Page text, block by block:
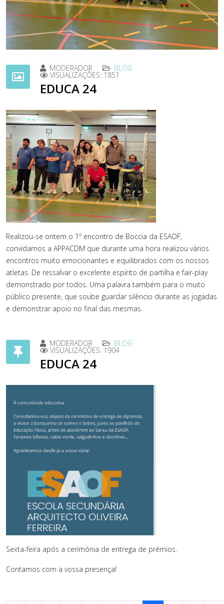
MODERADOR BLOG
VISUALIZAÇÕES: 1851
EDUCA 24
Realizou-se ontem o 1º encontro de Boccia da ESAOF,
convidamos a APPACDM que durante uma hora realizou vários
encontros muito emocionantes e equilibrados com os nossos
atletas. De ressalvar o excelente espírito de partilha e fair-play
demonstrado por todos. Uma palavra também para o muito
público presente, que soube guardar silêncio durante as jogadas
e demonstrar apoio no final das mesmas.
MODERADOR BLOG
VISUALIZAÇÕES: 1904
EDUCA 24
Sexta-feira após a cerimónia de entrega de prémios.
Contamos com a vossa presença!